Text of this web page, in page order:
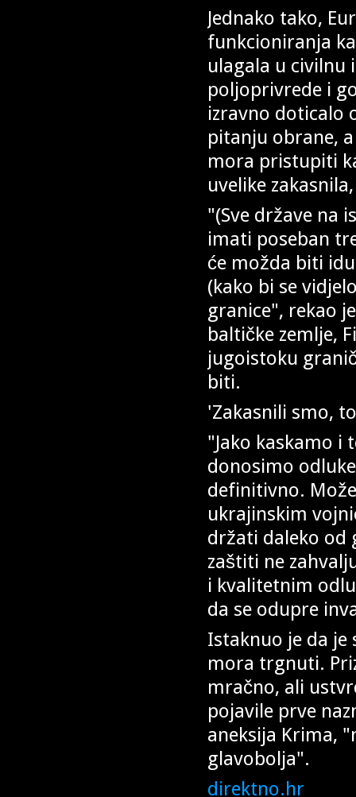
Jednako tako,
funkcioniranja
ulagala u
poljoprivrede i
izravno doticalo
pitanju obrane,
mora pristupiti
uvelike
"(Sve države na
imati poseban
će možda biti
(kako bi se
granice", rekao
baltičke zemlje,
jugoistoku
biti.
'Zakasnili smo,
"Jako kaskamo i
donosimo
definitivno.
ukrajinskim
držati daleko od
zaštiti ne
i kvalitetnim
da se odupre
Istaknuo je da je
mora trgnuti.
mračno, ali
pojavile prve
aneksija Krima,
glavobolja".
direktno.hr